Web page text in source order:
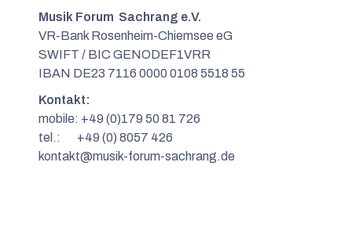
Musik Forum Sachrang e.V.
VR-Bank Rosenheim-Chiemsee eG
SWIFT / BIC GENODEF1VRR
IBAN DE23 7116 0000 0108 5518 55
Kontakt:
mobile: +49 (0)179 50 81 726
tel.: +49 (0) 8057 426
kontakt@musik-forum-sachrang.de